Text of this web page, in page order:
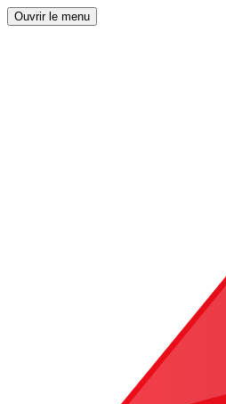
Ouvrir le menu